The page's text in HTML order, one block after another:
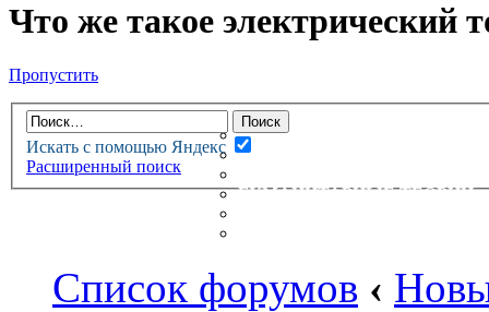
Что же такое электрический
Пропустить
Искать с помощью Яндекс
Расширенный поиск
НОВАЯ ТЕОРИЯФОРУМ
НОВЫЕ СООБЩЕНИЯ
НЕПРОЧИТАННЫЕ
ГУМАНИТАРНЫЕ ТЕОРИИ
Список форумов ‹